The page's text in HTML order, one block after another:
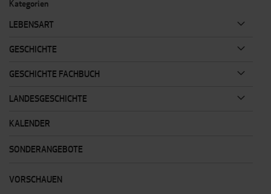
Kategorien
LEBENSART
GESCHICHTE
GESCHICHTE FACHBUCH
LANDESGESCHICHTE
KALENDER
SONDERANGEBOTE
VORSCHAUEN